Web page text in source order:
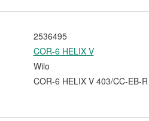
2536495
COR-6 HELIX V
Wilo
COR-6 HELIX V 403/CC-EB-R